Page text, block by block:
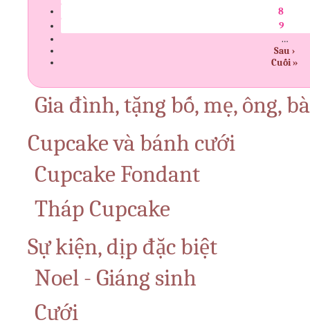
8
9
…
Sau ›
Cuối »
Gia đình, tặng bố, mẹ, ông,
Cupcake và bánh cưới
Cupcake Fondant
Tháp Cupcake
Sự kiện, dịp đặc biệt
Noel - Giáng sinh
Cưới